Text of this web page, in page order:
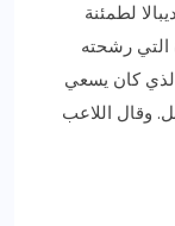
لطمئنة
التي رشحته
كان يسعي
وقال اللاعب